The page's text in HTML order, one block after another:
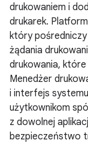
drukowaniem i
drukarek.
który pośredniczy
żądania
drukowania, które
Menedżer
i interfejs
użytkownikom
z dowolnej
bezpieczeństwo